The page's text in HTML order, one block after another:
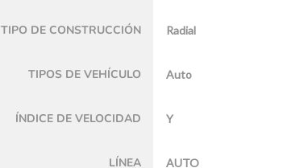
TIPO DE CONSTRUCCIÓN Radial
TIPOS DE VEHÍCULO Auto
ÍNDICE DE VELOCIDAD Y
LÍNEA AUTO